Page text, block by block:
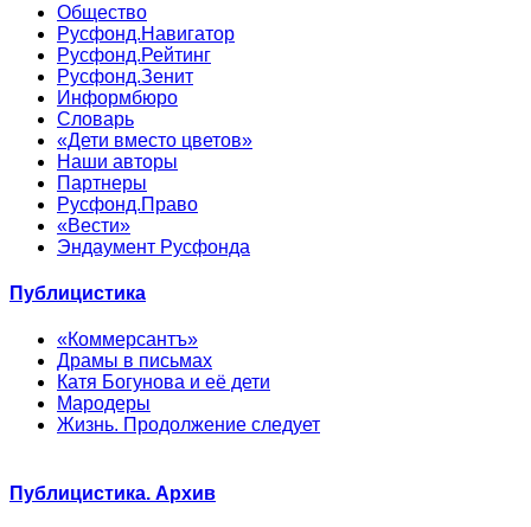
Общество
Русфонд.Навигатор
Русфонд.Рейтинг
Русфонд.Зенит
Информбюро
Словарь
«Дети вместо цветов»
Наши авторы
Партнеры
Русфонд.Право
«Вести»
Эндаумент Русфонда
Публицистика
«Коммерсантъ»
Драмы в письмах
Катя Богунова и её дети
Мародеры
Жизнь. Продолжение следует
Публицистика. Архив